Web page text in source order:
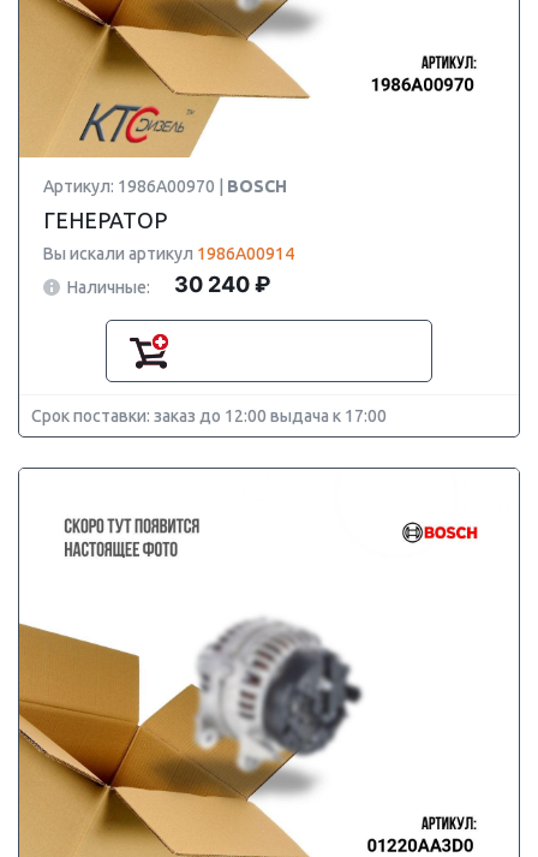
Артикул: 1986A00970 | BOSCH
ГЕНЕРАТОР
Вы искали артикул 1986A00914
Наличные:
30 240 ₽
Срок поставки: заказ до 12:00 выдача к 17:00